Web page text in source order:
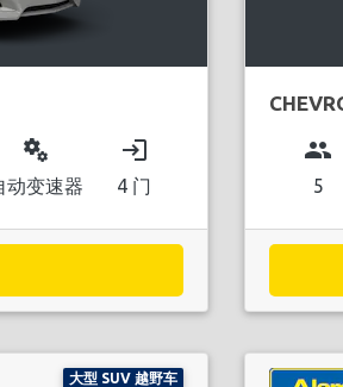
miscellaneous_services
动变速器
login
4 门
group
5
大型 SUV 越野车